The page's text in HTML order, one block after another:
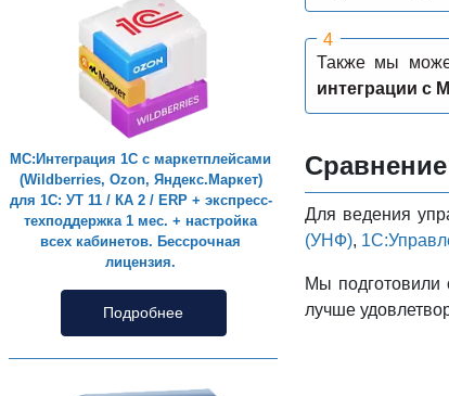
МС:Интеграция 1С с маркетплейсами
(Wildberries, Ozon, Яндекс.Маркет)
для 1С: УТ 11 / КА 2 / ERP + экспресс-
техподдержка 1 мес. + настройка
всех кабинетов. Бессрочная
лицензия.
Подробнее
Также мы
интеграции с
Для ведения
(УНФ),
Мы подготовили
лучше